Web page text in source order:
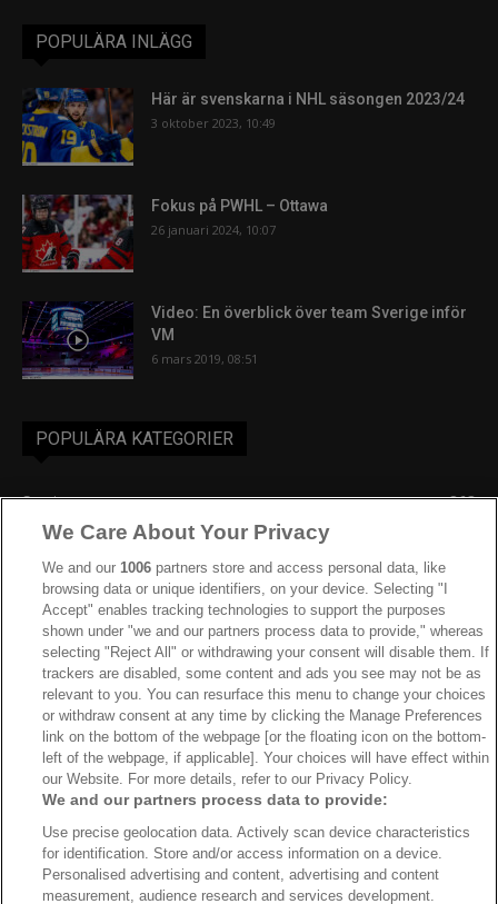
POPULÄRA INLÄGG
Här är svenskarna i NHL säsongen 2023/24
3 oktober 2023, 10:49
Fokus på PWHL – Ottawa
26 januari 2024, 10:07
Video: En överblick över team Sverige inför
VM
6 mars 2019, 08:51
POPULÄRA KATEGORIER
Sverige
863
Ishockey-VM
IIHF
JVM
Kanada
205
Dam VM
187
Finland
181
Video
179
Ishockey-OS
175
Om oss Redaktionen Kontakta oss Cookies Integritetspolicy
We Care About Your Privacy
We and our1006 partners store and access personal data, like
browsing data or unique identifiers, on your device. Selecting "I
Accept" enables tracking technologies to support the purposes
shown under "we and our partners process data to provide," whereas
selecting "Reject All" or withdrawing your consent will disable them. If
trackers are disabled, some content and ads you see may not be as
relevant to you. You can resurface this menu to change your choices
or withdraw consent at any time by clicking the Manage Preferences
link on the bottom of the webpage [or the floating icon on the bottom-
left of the webpage, if applicable]. Your choices will have effect within
our Website. For more details, refer to our Privacy Policy.
We and our partners process data to provide:
Use precise geolocation data. Actively scan device characteristics
for identification. Store and/or access information on a device.
Personalised advertising and content, advertising and content
measurement, audience research and services development.